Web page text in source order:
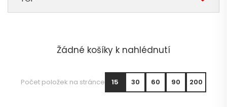
Žádné košíky k nahlédnutí
Počet položek na stránce 15 30 60 90 200